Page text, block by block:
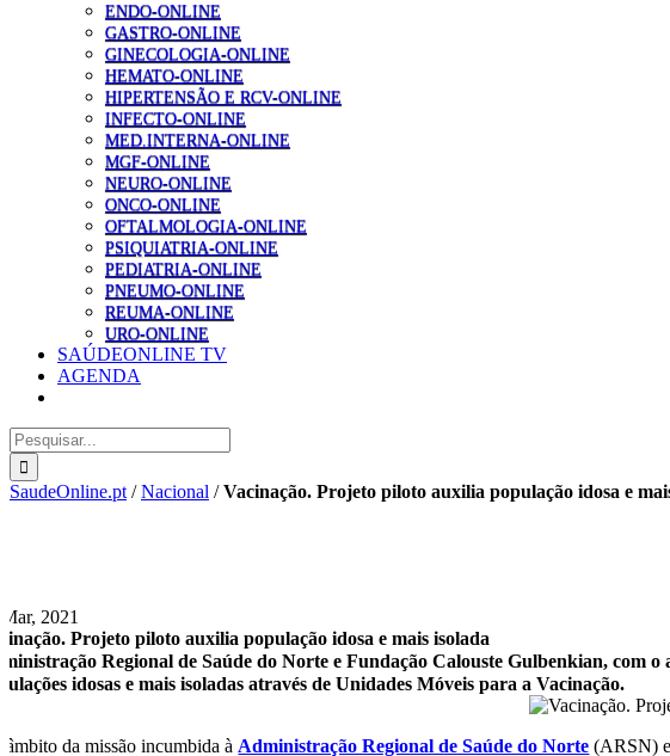
ENDO-ONLINE
GASTRO-ONLINE
GINECOLOGIA-ONLINE
HEMATO-ONLINE
HIPERTENSÃO E RCV-ONLINE
INFECTO-ONLINE
MED.INTERNA-ONLINE
MGF-ONLINE
NEURO-ONLINE
ONCO-ONLINE
OFTALMOLOGIA-ONLINE
PSIQUIATRIA-ONLINE
PEDIATRIA-ONLINE
PNEUMO-ONLINE
REUMA-ONLINE
URO-ONLINE
SAÚDEONLINE TV
AGENDA
Pesquisar
SaudeOnline.pt /Nacional /Vacinação. Projeto piloto auxilia população idosa e
2021
Projeto piloto auxilia população idosa e mais isolada
Regional de Saúde do Norte e Fundação Calouste Gulbenkian, com
idosas e mais isoladas através de Unidades Móveis para a Vacinação.
âmbito da missão incumbida à Administração Regional de Saúde do Norte (ARSN)